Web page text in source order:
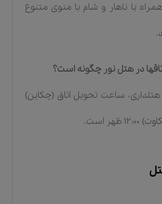
با ناهار و شام با منوی متنوع
در هتل نور چگونه است؟
هتلداری، ساعت تحویل اتاق (چکاین)